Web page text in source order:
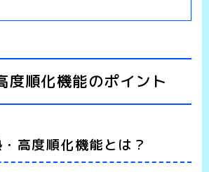
度順化機能のポイント
高度順化機能とは？